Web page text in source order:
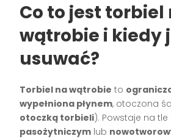
Co to jest torbiel
wątrobie i kiedy
usuwać?
Torbiel na wątrobie to
wypełniona płynem, otoczona
otoczką torbieli). Powstaje na tle
pasożytniczym lub